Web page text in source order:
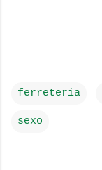
ferreteria
sexo